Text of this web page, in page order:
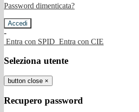
Password dimenticata?
-
Entra con SPID Entra con CIE
Seleziona utente
button close ×
Recupero password